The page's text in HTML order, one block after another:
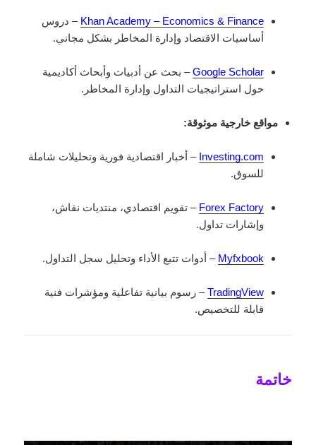
Khan Academy – Economics & Finance – دروس
أساسيات الاقتصاد وإدارة المخاطر بشكل مجاني.
Google Scholar– بحث عن أدبيات وأبحاث أكاديمية
حول استراتيجيات التداول وإدارة المخاطر.
مواقع خارجية موثوقة:
Investing.com – أخبار اقتصادية فورية وتحليلات شاملة
للسوق.
Forex Factory – تقويم اقتصادي، منتديات نقاش،
وإشارات تداول.
Myfxbook – أدوات تتبع الأداء وتحليل سجل التداول.
TradingView– رسوم بيانية تفاعلية ومؤشرات فنية
قابلة للتخصيص.
خاتمة